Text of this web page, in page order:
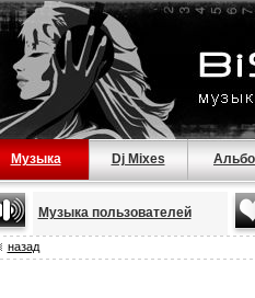
Музыка Dj Mixes
Музыка пользователей
назад